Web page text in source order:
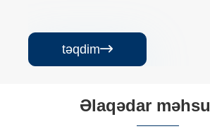
təqdim
Əlaqədar